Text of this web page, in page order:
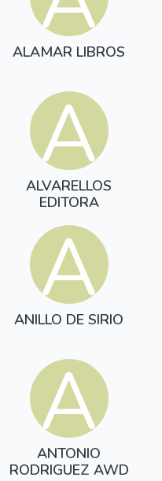
ALAMAR LIBROS
A
ALVARELLOS
EDITORA
A
ANILLO DE SIRIO
A
ANTONIO
RODRIGUEZ AWD